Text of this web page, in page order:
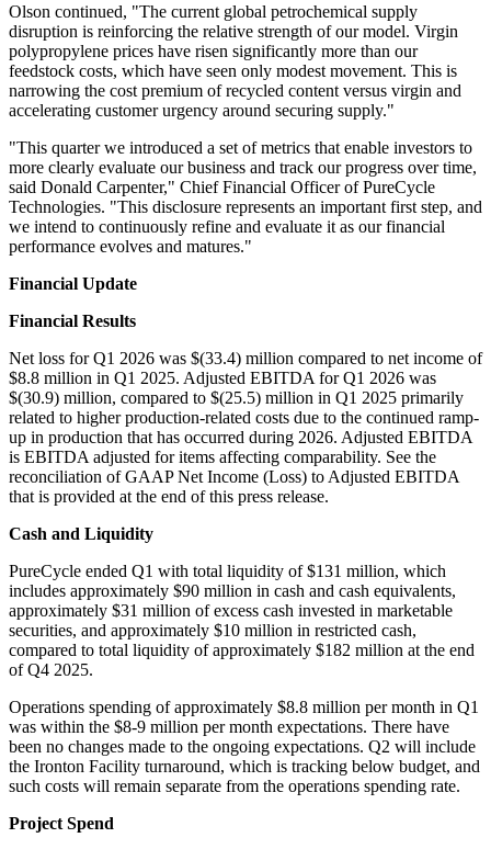
Olson continued, "The current global petrochemical supply
disruption is reinforcing the relative strength of our model. Virgin
polypropylene prices have risen significantly more than our
feedstock costs, which have seen only modest movement. This is
narrowing the cost premium of recycled content versus virgin and
accelerating customer urgency around securing supply."
"This quarter we introduced a set of metrics that enable investors to
more clearly evaluate our business and track our progress over time,
said Donald Carpenter," Chief Financial Officer of PureCycle
Technologies. "This disclosure represents an important first step, and
we intend to continuously refine and evaluate it as our financial
performance evolves and matures."
Financial Update
Financial Results
Net loss for Q1 2026 was $(33.4) million compared to net income of
$8.8 million in Q1 2025. Adjusted EBITDA for Q1 2026 was
$(30.9) million, compared to $(25.5) million in Q1 2025 primarily
related to higher production-related costs due to the continued ramp-
up in production that has occurred during 2026. Adjusted EBITDA
is EBITDA adjusted for items affecting comparability. See the
reconciliation of GAAP Net Income (Loss) to Adjusted EBITDA
that is provided at the end of this press release.
Cash and Liquidity
PureCycle ended Q1 with total liquidity of $131 million, which
includes approximately $90 million in cash and cash equivalents,
approximately $31 million of excess cash invested in marketable
securities, and approximately $10 million in restricted cash,
compared to total liquidity of approximately $182 million at the end
of Q4 2025.
Operations spending of approximately $8.8 million per month in Q1
was within the $8-9 million per month expectations. There have
been no changes made to the ongoing expectations. Q2 will include
the Ironton Facility turnaround, which is tracking below budget, and
such costs will remain separate from the operations spending rate.
Project Spend